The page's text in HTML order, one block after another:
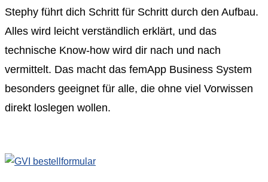
Stephy führt dich Schritt für Schritt durch den Aufbau.
Alles wird leicht verständlich erklärt, und das
technische Know-how wird dir nach und nach
vermittelt. Das macht das femApp Business System
besonders geeignet für alle, die ohne viel Vorwissen
direkt loslegen wollen.